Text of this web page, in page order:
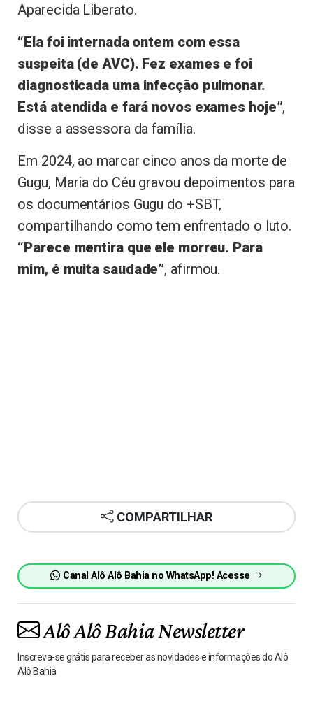
Aparecida Liberato.
“Ela foi internada ontem com essa
suspeita (de AVC). Fez exames e foi
diagnosticada uma infecção pulmonar.
Está atendida e fará novos exames hoje”,
disse a assessora da família.
Em 2024, ao marcar cinco anos da morte de
Gugu, Maria do Céu gravou depoimentos para
os documentários Gugu do +SBT,
compartilhando como tem enfrentado o luto.
“Parece mentira que ele morreu. Para
mim, é muita saudade”, afirmou.
COMPARTILHAR
Canal Alô Alô Bahia no WhatsApp! Acesse
Alô Alô Bahia Newsletter
Inscreva-se grátis para receber as novidades e informações do Alô
Alô Bahia